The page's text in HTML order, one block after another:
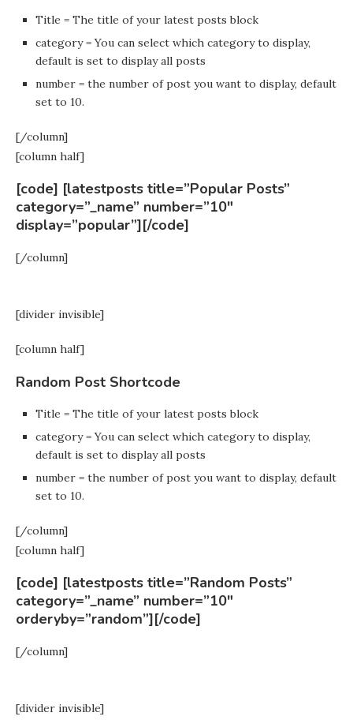
Title = The title of your latest posts block
category = You can select which category to display,
default is set to display all posts
number = the number of post you want to display, default
set to 10.
[/column]
[column half]
[code] [latestposts title=”Popular Posts”
category=”_name” number=”10″
display=”popular”][/code]
[/column]
[divider invisible]
[column half]
Random Post Shortcode
Title = The title of your latest posts block
category = You can select which category to display,
default is set to display all posts
number = the number of post you want to display, default
set to 10.
[/column]
[column half]
[code] [latestposts title=”Random Posts”
category=”_name” number=”10″
orderyby=”random”][/code]
[/column]
[divider invisible]